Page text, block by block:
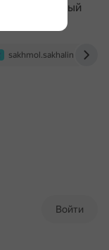
или налоговый
sakhmol.sakhalin.gov.ru
Войти